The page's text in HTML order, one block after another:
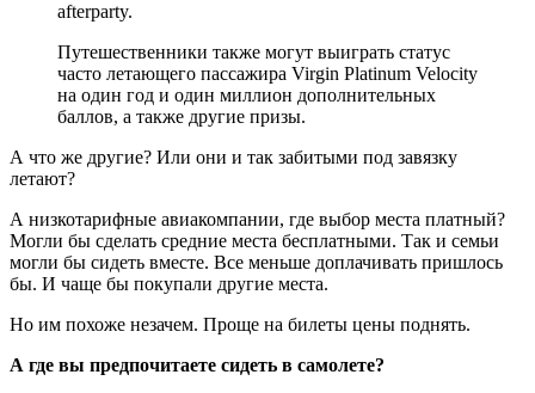
afterparty.
Путешественники также могут выиграть статус
часто летающего пассажира Virgin Platinum Velocity
на один год и один миллион дополнительных
баллов, а также другие призы.
А что же другие? Или они и так забитыми под завязку
летают?
А низкотарифные авиакомпании, где выбор места платный?
Могли бы сделать средние места бесплатными. Так и семьи
могли бы сидеть вместе. Все меньше доплачивать пришлось
бы. И чаще бы покупали другие места.
Но им похоже незачем. Проще на билеты цены поднять.
А где вы предпочитаете сидеть в самолете?